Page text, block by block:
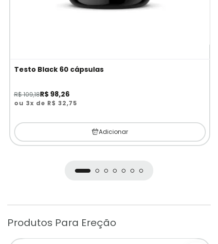
Testo Black 60 cápsulas
R$ 109,18R$ 98,26
ou 3x de R$ 32,75
Adicionar
Produtos Para Ereção